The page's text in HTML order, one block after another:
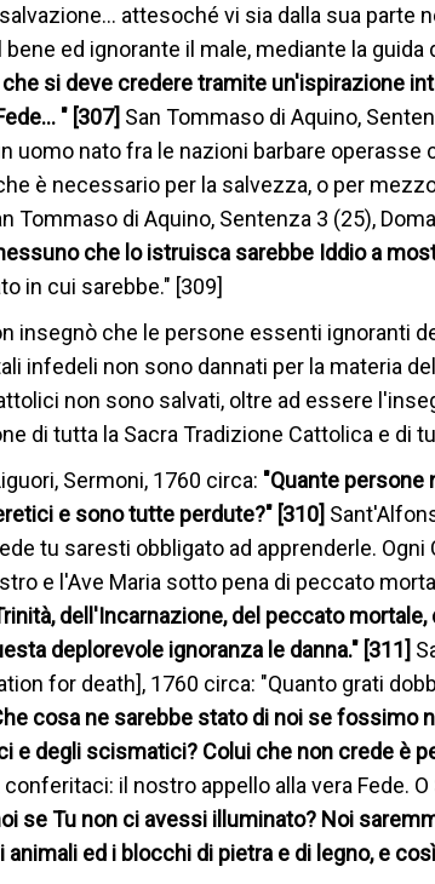
attesoché vi sia dalla sua parte
ed ignorante il male, mediante la guida
si deve credere tramite un'ispirazione
" [307] San Tommaso di Aquino,
uomo nato fra le nazioni barbare
è necessario per la salvezza, o per
Tommaso di Aquino, Sentenza 3 (25),
che lo istruisca sarebbe Iddio a
in cui sarebbe." [309]
insegnò che le persone essenti ignoranti
infedeli non sono dannati per la materia
non sono salvati, oltre ad essere
di tutta la Sacra Tradizione Cattolica e di
Sermoni, 1760 circa: "Quante persone
e sono tutte perdute?" [310]
tu saresti obbligato ad apprenderle.
e l'Ave Maria sotto pena di peccato
dell'Incarnazione, del peccato
deplorevole ignoranza le danna." [311]
for death], 1760 circa: "Quanto grati
cosa ne sarebbe stato di noi se fossimo
e degli scismatici? Colui che non crede è
il nostro appello alla vera Fede.
se Tu non ci avessi illuminato? Noi
animali ed i blocchi di pietra e di legno, e